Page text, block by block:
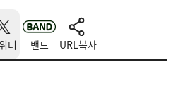
터 밴드 URL복사